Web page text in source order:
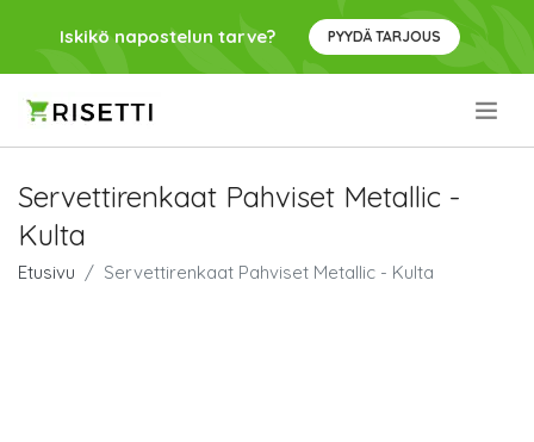
Iskikö napostelun tarve? PYYDÄ TARJOUS
Servettirenkaat Pahviset Metallic -
Kulta
Etusivu Servettirenkaat Pahviset Metallic - Kulta